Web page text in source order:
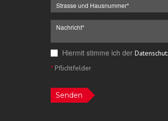
Hiermit stimme ich der
*Pflichtfelder
Senden